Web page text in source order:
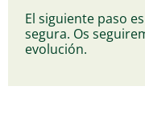
El siguiente paso
segura. Os
evolución.